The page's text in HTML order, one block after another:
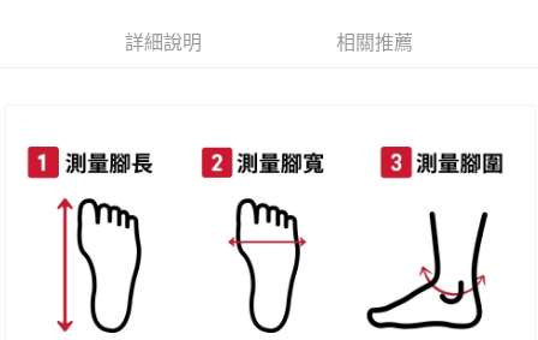
每筆NT$80，滿NT$800(含以上)免運費
離島郵局配送
每筆NT$90，滿NT$999(含以上)免運費
【宇迅國際】限一般住址，不支援智能櫃 查看運費
詳細說明 相關推薦